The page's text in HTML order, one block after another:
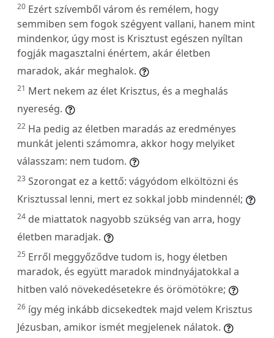
20 Ezért szívemből várom és remélem, hogy
semmiben sem fogok szégyent vallani, hanem mint
mindenkor, úgy most is Krisztust egészen nyíltan
fogják magasztalni énértem, akár életben
maradok, akár meghalok.
21 Mert nekem az élet Krisztus, és a meghalás
nyereség.
22 Ha pedig az életben maradás az eredményes
munkát jelenti számomra, akkor hogy melyiket
válasszam: nem tudom.
23 Szorongat ez a kettő: vágyódom elköltözni és
Krisztussal lenni, mert ez sokkal jobb mindennél;
24 de miattatok nagyobb szükség van arra, hogy
életben maradjak.
25 Erről meggyőződve tudom is, hogy életben
maradok, és együtt maradok mindnyájatokkal a
hitben való növekedésetekre és örömötökre;
26 így még inkább dicsekedtek majd velem Krisztus
Jézusban, amikor ismét megjelenek nálatok.